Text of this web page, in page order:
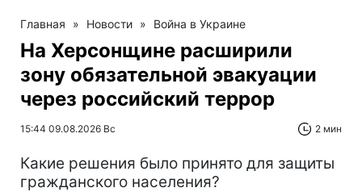
Главная » Новости » Война в Украине
На Херсонщине расширили
зону обязательной эвакуации
через российский террор
15:44 09.08.2026 Вс 2 мин
Какие решения было принято для защиты
гражданского населения?